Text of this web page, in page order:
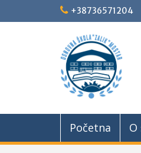
+38736571204
Početna O